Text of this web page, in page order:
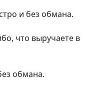
и без обмана.
что выручаете в
обмана.